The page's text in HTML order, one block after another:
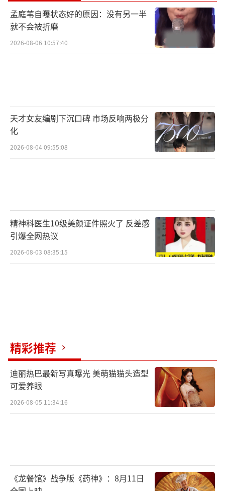
孟庭苇自曝状态好的原因：没有另一半
就不会被折磨
2026-08-06 10:57:40
天才女友编剧下沉口碑 市场反响两极分
化
2026-08-04 09:55:08
精神科医生10级美颜证件照火了 反差感
引爆全网热议
2026-08-03 08:35:15
精彩推荐
迪丽热巴最新写真曝光 美萌猫猫头造型
可爱养眼
2026-08-05 11:34:16
《龙餐馆》战争版《药神》：8月11日